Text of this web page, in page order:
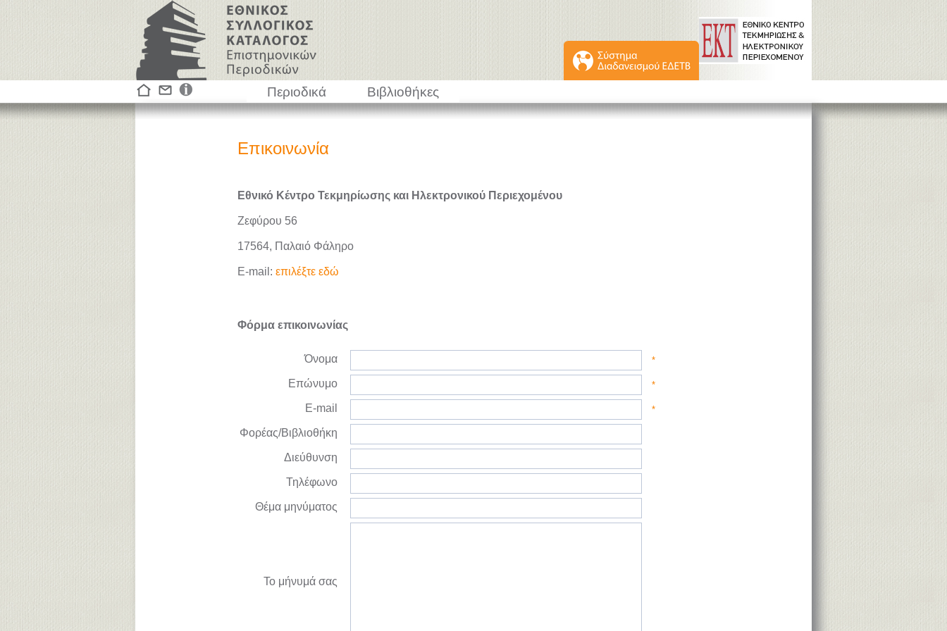
Περιοδικά Βιβλιοθήκες
Επικοινωνία
Εθνικό Κέντρο Τεκμηρίωσης και Ηλεκτρονικού Περιεχομένου
Ζεφύρου 56
17564, Παλαιό Φάληρο
E-mail: επιλέξτε εδώ
Φόρμα επικοινωνίας
Όνομα *
Επώνυμο *
E-mail *
Φορέας/Βιβλιοθήκη
Διεύθυνση
Τηλέφωνο
Θέμα μηνύματος
Το μήνυμά σας